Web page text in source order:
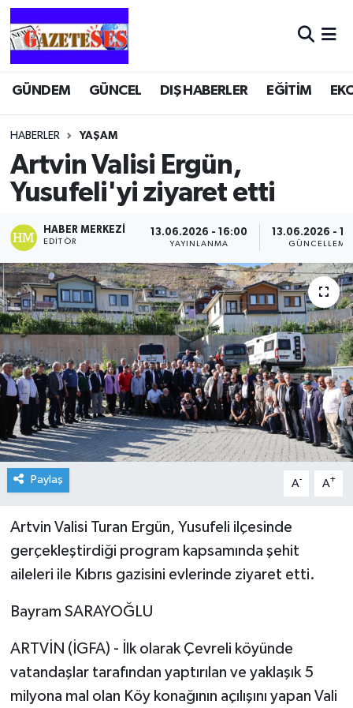
GÜNDEM GÜNCEL DIŞ HABERLER EĞİTİM
HABERLER YAŞAM
Artvin Valisi Ergün,
Yusufeli'yi ziyaret etti
HABER MERKEZI
EDITÖR
13.06.2026 - 16:00
YAYINLANMA
13.06.2026 -
GÜNCELLEME
Paylaş A- A+
Artvin Valisi Turan Ergün, Yusufeli ilçesinde
gerçekleştirdiği program kapsamında şehit
aileleri ile Kıbrıs gazisini evlerinde ziyaret etti.
Bayram SARAYOĞLU
ARTVİN (İGFA) - İlk olarak Çevreli köyünde
vatandaşlar tarafından yaptırılan ve yaklaşık 5
milyona mal olan Köy konağının açılışını yapan Vali